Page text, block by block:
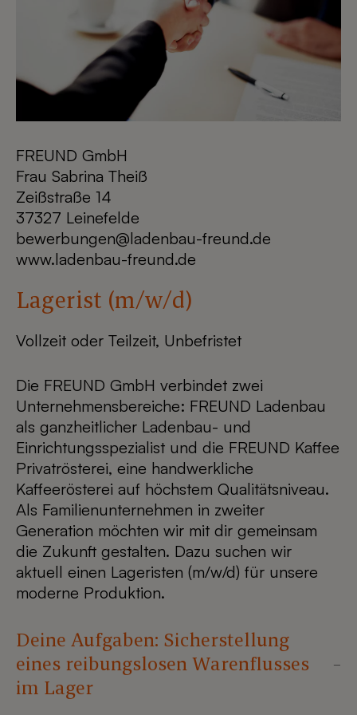
FREUND GmbH
Frau Sabrina Theiß
Zeißstraße 14
37327 Leinefelde
bewerbungen@ladenbau-freund.de
www.ladenbau-freund.de
Lagerist (m/w/d)
Vollzeit oder Teilzeit, Unbefristet
Die FREUND GmbH verbindet zwei
Unternehmensbereiche: FREUND Ladenbau
als ganzheitlicher Ladenbau- und
Einrichtungsspezialist und die FREUND Kaffee
Privatrösterei, eine handwerkliche
Kaffeerösterei auf höchstem Qualitätsniveau.
Als Familienunternehmen in zweiter
Generation möchten wir mit dir gemeinsam
die Zukunft gestalten. Dazu suchen wir
aktuell einen Lageristen (m/w/d) für unsere
moderne Produktion.
Deine Aufgaben: Sicherstellung
eines reibungslosen Warenflusses
im Lager